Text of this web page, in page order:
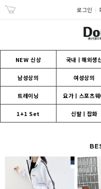
로그인
NEW 신상 국내ㅣ해외생
남성상의 여성상의
트레이닝 요가ㅣ스포츠웨
1+1 Set 신발ㅣ잡화